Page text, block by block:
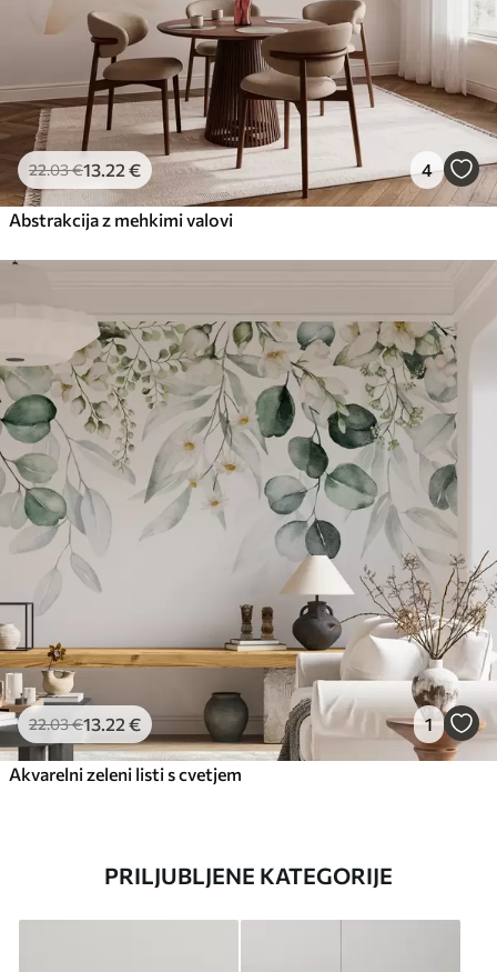
22.03€13.22 € 4
Abstrakcija z mehkimi valovi
22.03€13.22 € 1
Akvarelni zeleni listi s cvetjem
PRILJUBLJENE KATEGORIJE